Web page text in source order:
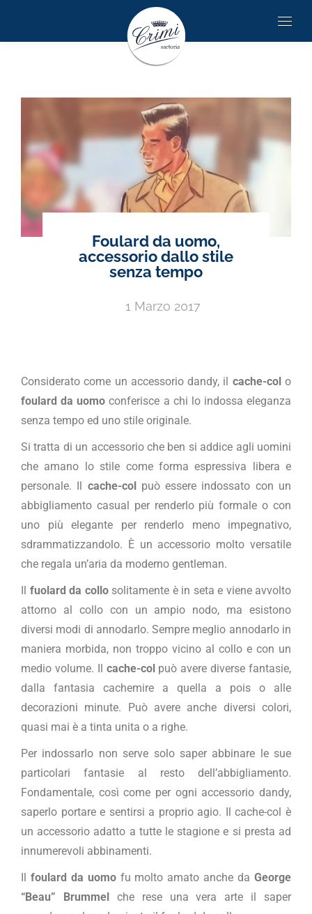
Foulard da uomo,
accessorio dallo stile
senza tempo
1 Marzo 2017
Considerato come un accessorio dandy, il cache-col o
foulard da uomo conferisce a chi lo indossa eleganza
senza tempo ed uno stile originale.
Si tratta di un accessorio che ben si addice agli uomini
che amano lo stile come forma espressiva libera e
personale. Il cache-col
può essere indossato con un
abbigliamento casual per renderlo più formale o con
uno più elegante per renderlo meno impegnativo,
sdrammatizzandolo. È un accessorio molto versatile
che regala un’aria da moderno gentleman.
fuolard da collosolitamente è in seta e viene avvolto
attorno al collo con un ampio nodo, ma esistono
diversi modi di annodarlo. Sempre meglio annodarlo in
maniera morbida, non troppo vicino al collo e con un
medio volume. Il cache-col può avere diverse fantasie,
dalla fantasia cachemire a quella a pois o alle
decorazioni minute. Può avere anche diversi colori,
quasi mai è a tinta unita o a righe.
Per indossarlo non serve solo saper abbinare le sue
particolari fantasie al resto dell’abbigliamento.
Fondamentale, così come per ogni accessorio dandy,
saperlo portare e sentirsi a proprio agio. Il cache-col è
un accessorio adatto a tutte le stagione e si presta ad
innumerevoli abbinamenti.
foulard da uomofu molto amato anche da George
“Beau” Brummel
che rese una vera arte il saper